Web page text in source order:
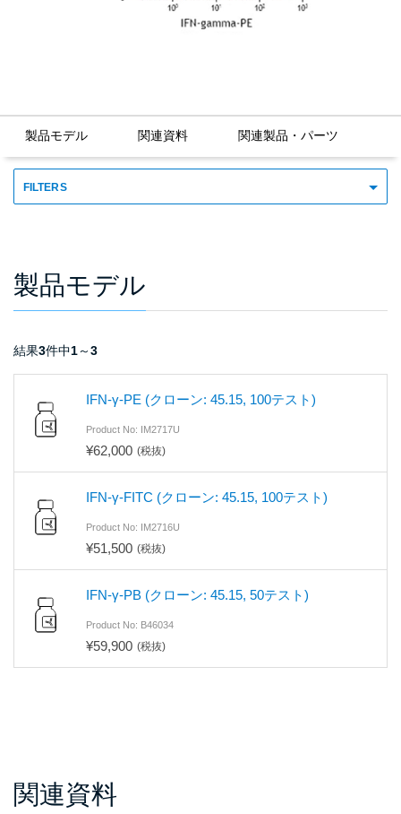
製品モデル 関連資料 関連製品・パーツ
FILTERS
製品モデル
結果3件中1～3
IFN-γ-PE (クローン: 45.15, 100テスト)
Product No: IM2717U
¥62,000 (税抜)
IFN-γ-FITC (クローン: 45.15, 100テスト)
Product No: IM2716U
¥51,500 (税抜)
IFN-γ-PB (クローン: 45.15, 50テスト)
Product No: B46034
¥59,900 (税抜)
関連資料